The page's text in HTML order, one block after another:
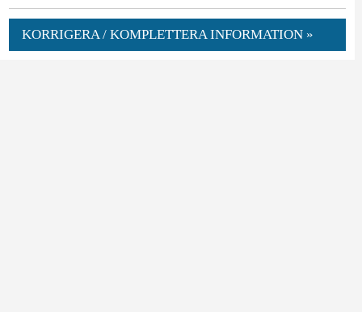
KORRIGERA / KOMPLETTERA INFORMATION »